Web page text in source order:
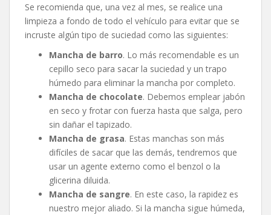
Se recomienda que, una vez al mes, se realice una
limpieza a fondo de todo el vehículo para evitar que se
incruste algún tipo de suciedad como las siguientes:
Mancha de barro. Lo más recomendable es un
cepillo seco para sacar la suciedad y un trapo
húmedo para eliminar la mancha por completo.
Mancha de chocolate. Debemos emplear jabón
en seco y frotar con fuerza hasta que salga, pero
sin dañar el tapizado.
Mancha de grasa. Estas manchas son más
difíciles de sacar que las demás, tendremos que
usar un agente externo como el benzol o la
glicerina diluida.
Mancha de sangre. En este caso, la rapidez es
nuestro mejor aliado. Si la mancha sigue húmeda,